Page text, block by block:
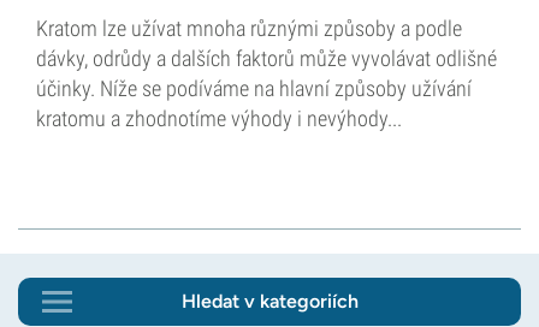
Kratom lze užívat mnoha různými způsoby a podle
dávky, odrůdy a dalších faktorů může vyvolávat odlišné
účinky. Níže se podíváme na hlavní způsoby užívání
kratomu a zhodnotíme výhody i nevýhody...
Hledat v kategoriích